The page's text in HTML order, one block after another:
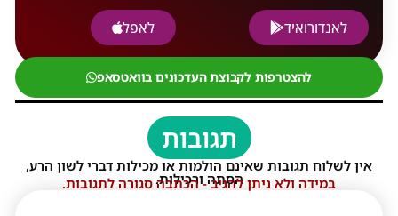
לאנדורואיד
לאפל
להצטרפות לקבוצת העדכונים בוואטסאפ
תגובות
אין לשלוח תגובות שאינם הולמות או מכילות דברי לשון הרע,
הסתה ורכילות.
במידה ולא ניתן להגיב - הכתבה סגורה לתגובות.